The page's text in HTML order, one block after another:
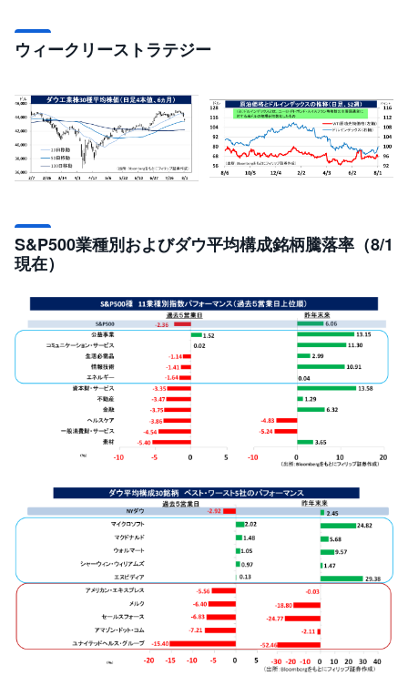
T(
キ
テ
ィ
・
ト
ク
ン
)
S
BI
ラ
ッ
プ
ロ
ボ
R
i
D
ウィークリーストラテジー
S&P500業種別およびダウ平均構成銘柄騰落率（8/1
現在）